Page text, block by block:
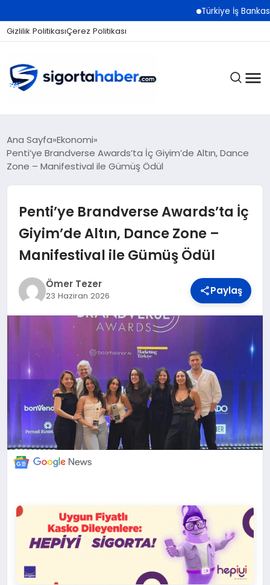
Türkiye İş Bankası
Gizlilik PolitikasıÇerez Politikası
SIGORTA
EKONOMI
BILIM VE TEKNOLOJI
KÜNYE
İLETIŞIM
Ana Sayfa Ekonomi
Penti’ye Brandverse Awards’ta İç Giyim’de Altın, Dance
Zone – Manifestival ile Gümüş Ödül
Penti’ye Brandverse Awards’ta İç
Giyim’de Altın, Dance Zone –
Manifestival ile Gümüş Ödül
Ömer Tezer
23 Haziran 2026 Paylaş